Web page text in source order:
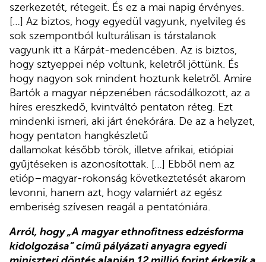
szerkezetét, rétegeit. És ez a mai napig érvényes.
[…] Az biztos, hogy egyedül vagyunk, nyelvileg és
sok szempontból kulturálisan is társtalanok
vagyunk itt a Kárpát-medencében. Az is biztos,
hogy sztyeppei nép voltunk, keletről jöttünk. És
hogy nagyon sok mindent hoztunk keletről. Amire
Bartók a magyar népzenében rácsodálkozott, az a
híres ereszkedő, kvintváltó pentaton réteg. Ezt
mindenki ismeri, aki járt énekórára. De az a helyzet,
hogy pentaton hangkészletű
dallamokat később török, illetve afrikai, etiópiai
gyűjtéseken is azonosítottak. […] Ebből nem az
etióp–magyar-rokonság következtetését akarom
levonni, hanem azt, hogy valamiért az egész
emberiség szívesen reagál a pentatóniára.
Arról, hogy „A magyar ethnofitness edzésforma
kidolgozása” című pályázati anyagra egyedi